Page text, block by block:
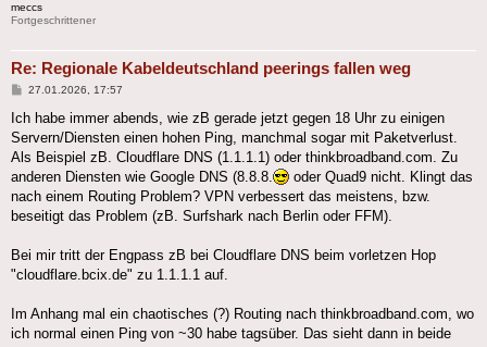
meccs
Fortgeschrittener
Re: Regionale Kabeldeutschland peerings fallen weg
Beitrag
27.01.2026, 17:57
Ich habe immer abends, wie zB gerade jetzt gegen 18 Uhr zu einigen
Servern/Diensten einen hohen Ping, manchmal sogar mit Paketverlust.
Als Beispiel zB. Cloudflare DNS (1.1.1.1) oder thinkbroadband.com. Zu
anderen Diensten wie Google DNS (8.8.8.
oder Quad9 nicht. Klingt das
nach einem Routing Problem? VPN verbessert das meistens, bzw.
beseitigt das Problem (zB. Surfshark nach Berlin oder FFM).
Bei mir tritt der Engpass zB bei Cloudflare DNS beim vorletzen Hop
"cloudflare.bcix.de" zu 1.1.1.1 auf.
Im Anhang mal ein chaotisches (?) Routing nach thinkbroadband.com, wo
ich normal einen Ping von ~30 habe tagsüber. Das sieht dann in beide